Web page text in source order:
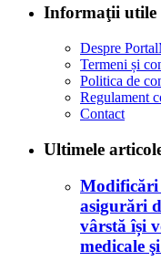
Informaţii utile
Despre
Termeni și
Politica de
Regulament
Contact
Ultimele
Modificări
asigurări
vârstă își
medicale